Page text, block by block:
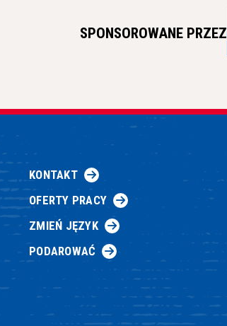
SPONSOROWANE PRZEZ
KONTAKT
OFERTY PRACY
ZMIEŃ JĘZYK
PODAROWAĆ